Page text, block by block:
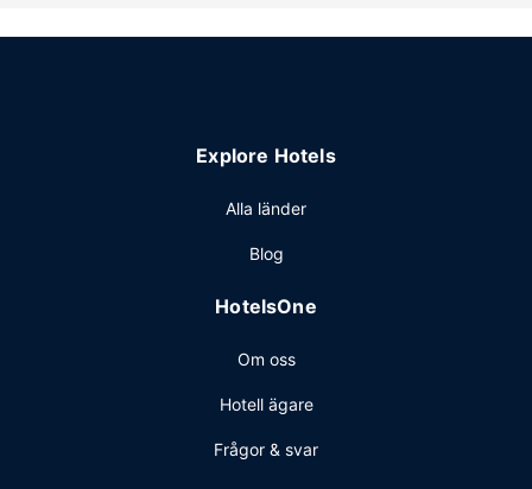
Explore Hotels
Alla länder
Blog
HotelsOne
Om oss
Hotell ägare
Frågor & svar